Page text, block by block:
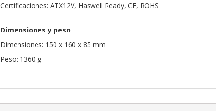
Certificaciones: ATX12V, Haswell Ready, CE, ROHS
Dimensiones y peso
Dimensiones: 150 x 160 x 85 mm
Peso: 1360 g